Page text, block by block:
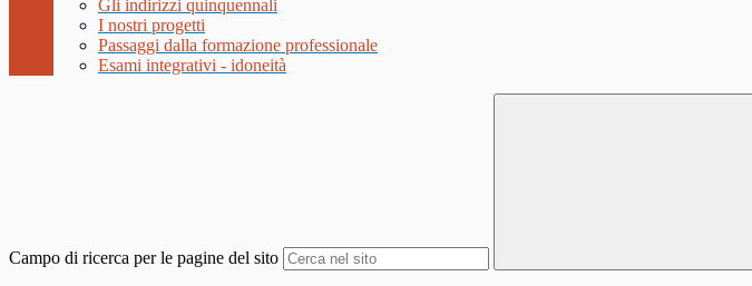
Gli indirizzi quinquennali
I nostri progetti
Passaggi dalla formazione professionale
Esami integrativi - idoneità
Campo di ricerca per le pagine del sito